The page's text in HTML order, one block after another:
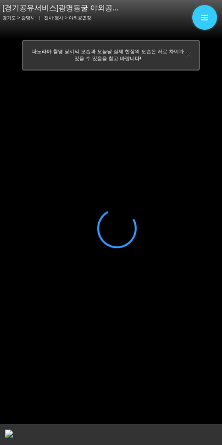
[경기공유서비스]광명동굴 야외공...
경기도 > 광명시 전시·행사 > 야외공연장
×
파노라마 촬영 당시의 모습과 오늘날 실제 현장의 모습은 서로 차이가
있을 수 있음을 참고 바랍니다!